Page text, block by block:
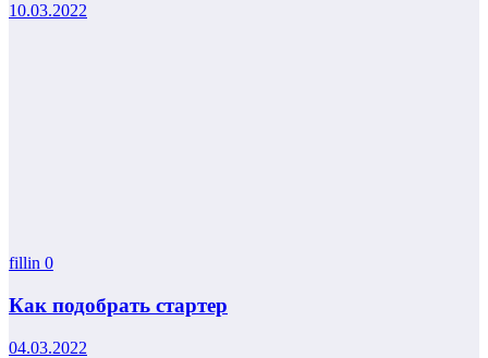
10.03.2022
fillin 0
Как подобрать стартер
04.03.2022